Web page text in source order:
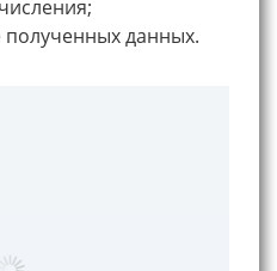
данных.